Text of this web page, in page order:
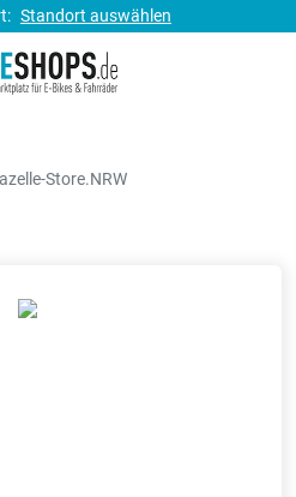
Standort auswählen
Store.NRW